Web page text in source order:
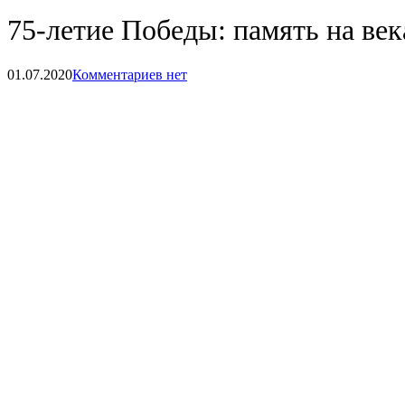
75-летие Победы: память на
01.07.2020Комментариев нет